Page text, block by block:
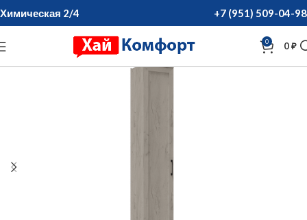
Химическая 2/4 +7 (951) 509-04-98
0 0₽